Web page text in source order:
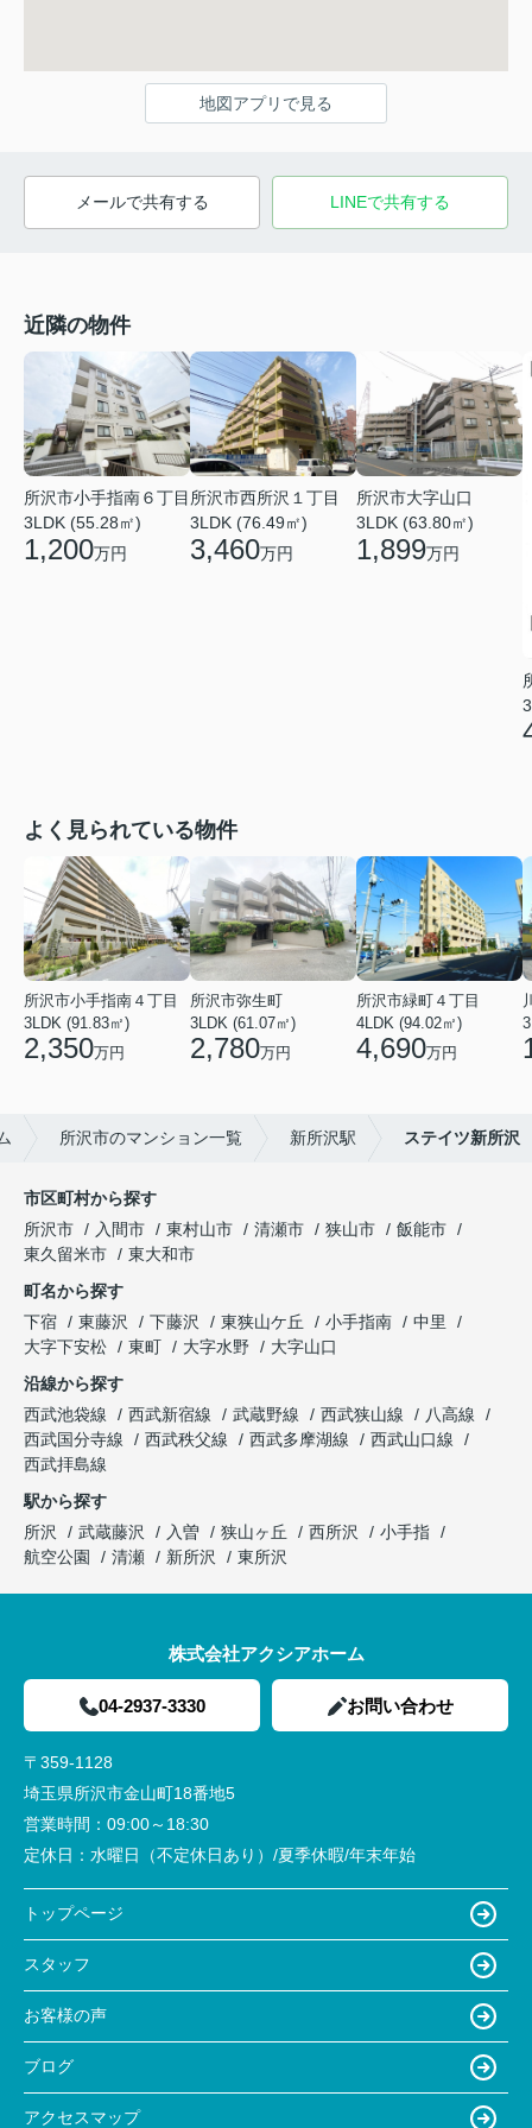
地図アプリで見る
メールで共有する LINEで共有する
近隣の物件
所沢市小手指南６丁目
3LDK (55.28㎡)
1,200万円
所沢市西所沢１丁目
3LDK (76.49㎡)
3,460万円
所沢市大字山口
3LDK (63.80㎡)
1,899万円
よく見られている物件
所沢市小手指南４丁目
3LDK (91.83㎡)
2,350万円
所沢市弥生町
3LDK (61.07㎡)
2,780万円
所沢市緑町４丁目
4LDK (94.02㎡)
4,690万円
所沢市のマンション一覧 新所沢駅 ステイツ新所沢
市区町村から探す
所沢市
入間市 東村山市 清瀬市 狭山市
飯能市
東久留米市
東大和市
町名から探す
下宿
東藤沢 下藤沢 東狭山ケ丘 小手指南
中里
大字下安松
東町 大字水野
大字山口
沿線から探す
西武池袋線
西武新宿線 武蔵野線 西武狭山線
八高線
西武国分寺線
西武秩父線 西武多摩湖線
西武山口線
西武拝島線
駅から探す
所沢
武蔵藤沢 入曽 狭山ヶ丘 西所沢
小手指
航空公園
清瀬 新所沢 東所沢
株式会社アクシアホーム
04-2937-3330 お問い合わせ
〒359-1128
埼玉県所沢市金山町18番地5
営業時間： 09:00～18:30
定休日： 水曜日（不定休日あり）/夏季休暇/年末年始
トップページ
スタッフ
お客様の声
ブログ
アクセスマップ